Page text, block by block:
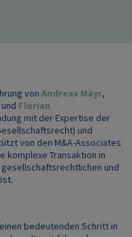
von Andreas Mayr,
Florian
mit der Expertise der
und
von den M&A-Associates
komplexe Transaktion in
und
bedeutenden Schritt in